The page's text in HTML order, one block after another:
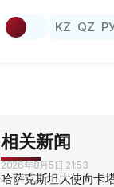
KZ QZ
相关新闻
2026年8月5日 21:53
哈萨克斯坦大使向卡